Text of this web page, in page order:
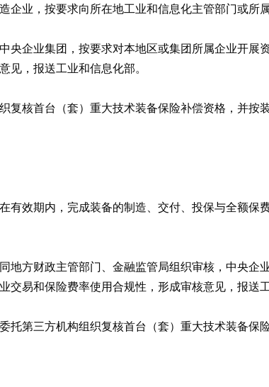
企业，按要求向所在地工业和信息化主管部门或所
央企业集团，按要求对本地区或集团所属企业开展
见，报送工业和信息化部。
复核首台（套）重大技术装备保险补偿资格，并按
有效期内，完成装备的制造、交付、投保与全额保
地方财政主管部门、金融监管局组织审核，中央企
交易和保险费率使用合规性，形成审核意见，报送
托第三方机构组织复核首台（套）重大技术装备保